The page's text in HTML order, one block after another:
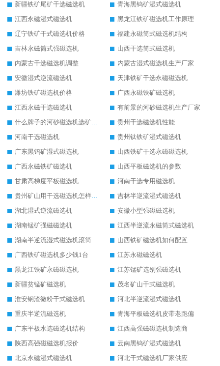
新疆铁矿尾矿干选磁选机
青海黑钨矿湿式磁选机
江西永磁湿式磁选机
黑龙江铁矿磁选机工作原理
辽宁铁矿干式磁选机价格
福建永磁筒式磁选机结构
吉林永磁筒式强磁选机
山西干选筒式磁选机
内蒙古干选磁选机调整
内蒙古湿式磁选机生产厂家
安徽湿式逆流磁选机
天津铁矿干选永磁磁选机
潍坊铁矿磁选机价格
广西永磁铁矿磁选机
江西永磁干选磁选机
有前景的河砂磁选机生产厂家
什么牌子的河砂磁选机选矿效果好
贵州干选磁选机性能
河南干选磁选机
贵州钛铁矿湿式磁选机
广东黑钨矿湿式磁选机
山西铁矿干选永磁磁选机
广西永磁铁矿磁选机
山西平板磁选机的参数
甘肃高梯度平板磁选机
河南干选专用磁选机
贵州矿山用干选磁选机怎样调磁
吉林半逆流湿式磁选机
湖北湿式逆流磁选机
安徽小型强磁磁选机
湖南锰矿强磁磁选机
江西半逆流永磁筒式磁选机
湖南半逆流湿式磁选机滚筒
山西铁矿磁选机如何配置
广西铁矿磁选机多少钱1台
江苏永磁磁选机
黑龙江铁矿永磁磁选机
江苏锰矿选别强磁选机
新疆贫锰矿磁选机
茂名矿山干式磁选机
淮安钢渣微粉干式磁选机
河北半逆流湿式磁选机
重庆半逆流磁选机
青海平板磁选机皮带老跑偏
广东平板水选磁选机结构
江西高强磁磁选机制造商
陕西高强磁磁选机报价
云南黑钨矿湿式磁选机
北京永磁湿式磁选机
河北干式磁选机厂家供应